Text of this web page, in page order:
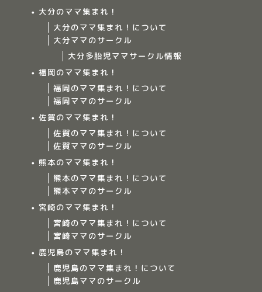
大分のママ集まれ！
大分のママ集まれ！について
大分ママのサークル
大分多胎児ママサークル情報
福岡のママ集まれ！
福岡のママ集まれ！について
福岡ママのサークル
佐賀のママ集まれ！
佐賀のママ集まれ！について
佐賀ママのサークル
熊本のママ集まれ！
熊本のママ集まれ！について
熊本ママのサークル
宮崎のママ集まれ！
宮崎のママ集まれ！について
宮崎ママのサークル
鹿児島のママ集まれ！
鹿児島のママ集まれ！について
鹿児島ママのサークル
ママ集まれ！について
ママ集まれ！スタッフ
九州のママ集まれ！